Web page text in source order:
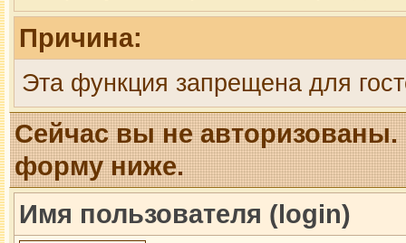
Причина:
Эта функция запрещена для
Сейчас вы не авторизованы.
форму ниже.
Имя пользователя (login)